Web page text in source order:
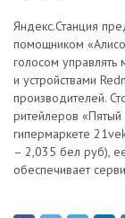
Яндекс.Станция
помощником
голосом
и устройствами
производителей.
ритейлеров «Пятый
гипермаркете
– 2,035 бел руб),
обеспечивает